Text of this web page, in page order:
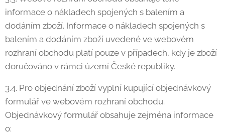
informace o nákladech spojených s balením a
dodáním zboží. Informace o nákladech spojených s
balením a dodáním zboží uvedené ve webovém
rozhraní obchodu platí pouze v případech, kdy je zboží
doručováno v rámci území České republiky.
3.4. Pro objednání zboží vyplní kupující objednávkový
formulář ve webovém rozhraní obchodu.
Objednávkový formulář obsahuje zejména informace
o: